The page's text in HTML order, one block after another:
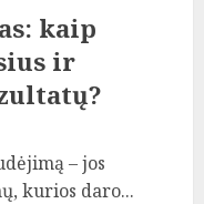
kaip
ir
– jos
kurios daro...